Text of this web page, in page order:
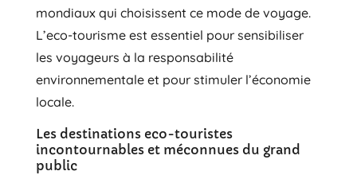
mondiaux qui choisissent ce mode de voyage.
L’eco-tourisme est essentiel pour sensibiliser
les voyageurs à la responsabilité
environnementale et pour stimuler l’économie
locale.
Les destinations eco-touristes
incontournables et méconnues du grand
public